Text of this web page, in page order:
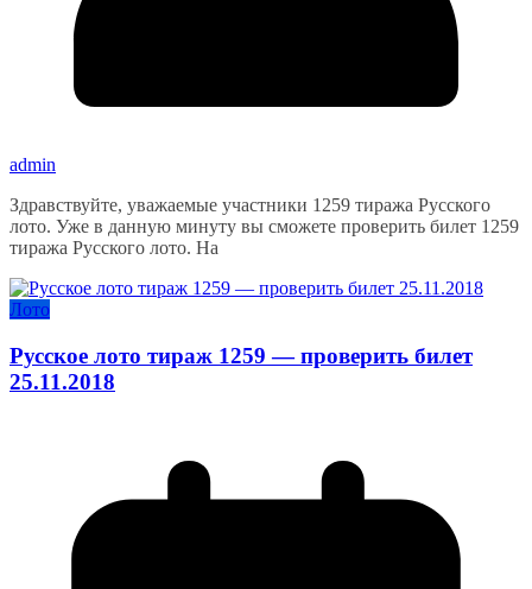
admin
Здравствуйте, уважаемые участники 1259 тиража Русского
лото. Уже в данную минуту вы сможете проверить билет 1259
тиража Русского лото. На
Лото
Русское лото тираж 1259 — проверить билет
25.11.2018